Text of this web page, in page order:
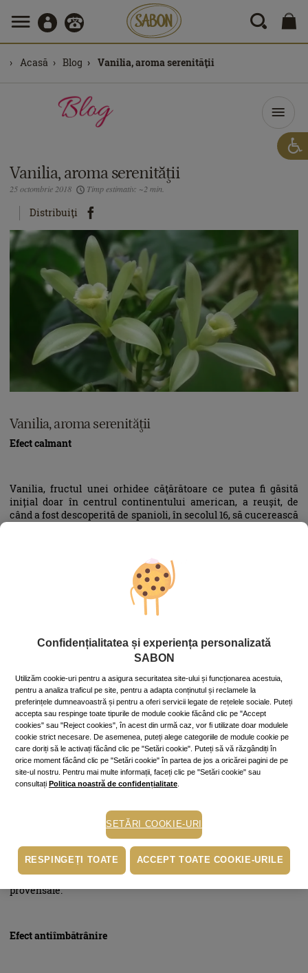
Acasă Blog Vanilia, aroma serenităţii
Vanilia, aroma serenităţii
25 octombrie 2018 Timp estimativ: ~2 min.
Distribuiţi
Vanilia, aroma serenităţii
Efect calmant
Vanilia, fructul unei orhidee căţărătoare ce putea fi găsită
inițial doar în centrul continentului american, a reușit, de
când a fost descoperită de spanioli, în secolul 16, să cucerească
Și beneficiile aromaterapeutice ale vaniliei sunt multiple, cel
mai important fiind starea de bine, de calm și de serenitate
indusă de mirosul ce te învăluie plăcut și persistent. Pentru a
lumânare cu aromă de vanilie. Îți recomandămlumânările
parfum vanilat de la Sabon, protejate elegant de un pahar din
Efect antidepresiv
În momentele în care viața nu ți se mai pare tocmai roz,
vanilia te va ajuta să alungi starea depresivă și să oferi minții
și sufletului tău pacea de care au nevoie. Pregătește-ți o baie
. După baie, prelungește efectul binefăcător aplicând pe
uleiul cu aromă de vaniliede la Sabon, cu efect
hidratant, emolient și vitaminizant. Iar pentru un somn
liniștitor și profund, parfumează camera cu miraculosul
odorizant Royal – paciuli, lavandă, vanilie– o combinaţie de
uleiuri volatile ce provine din renumitele culturi de plante
provensale.
Efect antiîmbătrânire
Confidențialitatea și experiența personalizată
SABON
Utilizăm cookie-uri pentru a asigura securitatea site-ului și funcționarea acestuia,
pentru a analiza traficul pe site, pentru a adapta conținutul și reclamele la
preferințele dumneavoastră și pentru a oferi servicii legate de rețelele sociale. Puteți
accepta sau respinge toate tipurile de module cookie făcând clic pe "Accept
cookies" sau "Reject cookies", în acest din urmă caz, vor fi utilizate doar modulele
cookie strict necesare. De asemenea, puteți alege categoriile de module cookie pe
care doriți să le activați făcând clic pe "Setări cookie". Puteți să vă răzgândiți în
orice moment făcând clic pe "Setări cookie" în partea de jos a oricărei pagini de pe
site-ul nostru. Pentru mai multe informații, faceți clic pe "Setări cookie" sau
consultați Politica noastră de confidențialitate
SETĂRI COOKIE-URI
RESPINGEȚI TOATE ACCEPT TOATE COOKIE-URILE